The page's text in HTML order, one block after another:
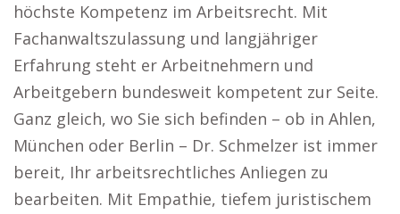
höchste Kompetenz im Arbeitsrecht. Mit
Fachanwaltszulassung und langjähriger
Erfahrung steht er Arbeitnehmern und
Arbeitgebern bundesweit kompetent zur Seite.
Ganz gleich, wo Sie sich befinden – ob in Ahlen,
München oder Berlin – Dr. Schmelzer ist immer
bereit, Ihr arbeitsrechtliches Anliegen zu
bearbeiten. Mit Empathie, tiefem juristischem